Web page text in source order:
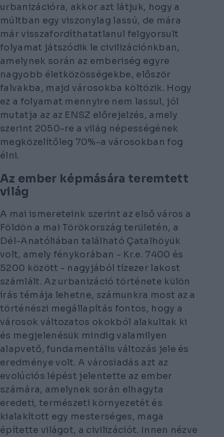
urbanizációra, akkor azt látjuk, hogy a
múltban egy viszonylag lassú, de mára
már visszafordíthatatlanul felgyorsult
folyamat játszódik le civilizációnkban,
amelynek során az emberiség egyre
nagyobb életközösségekbe, először
falvakba, majd városokba költözik. Hogy
ez a folyamat mennyire nem lassul, jól
mutatja az az ENSZ előrejelzés, amely
szerint 2050-re a világ népességének
megközelítőleg 70%-a városokban fog
élni.
Az ember képmására teremtett
világ
A mai ismereteink szerint az első város a
Földön a mai Törökország területén, a
Dél-Anatóliában található Çatalhöyük
volt, amely fénykorában - Kr.e. 7400 és
5200 között - nagyjából tízezer lakost
számlált. Az urbanizáció története külön
írás témája lehetne, számunkra most az a
történészi megállapítás fontos, hogy a
városok változatos okokból alakultak ki
és megjelenésük mindig valamilyen
alapvető, fundamentális változás jele és
eredménye volt. A városiadás azt az
evolúciós lépést jelentette az ember
számára, amelynek során elhagyta
eredeti, természeti környezetét és
kialakított egy mesterséges, maga
építette világot, a civilizációt. Innen nézve